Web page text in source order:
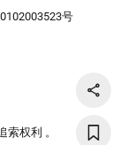
号
权利 。